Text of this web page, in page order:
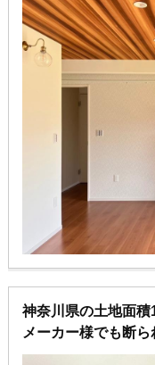
神奈川県の土地面
メーカー様でも断
築士事務所です！